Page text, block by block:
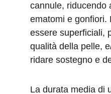
cannule, riducendo
ematomi e gonfiori.
essere superficiali,
qualità della pelle,
ridare sostegno e
La durata media di